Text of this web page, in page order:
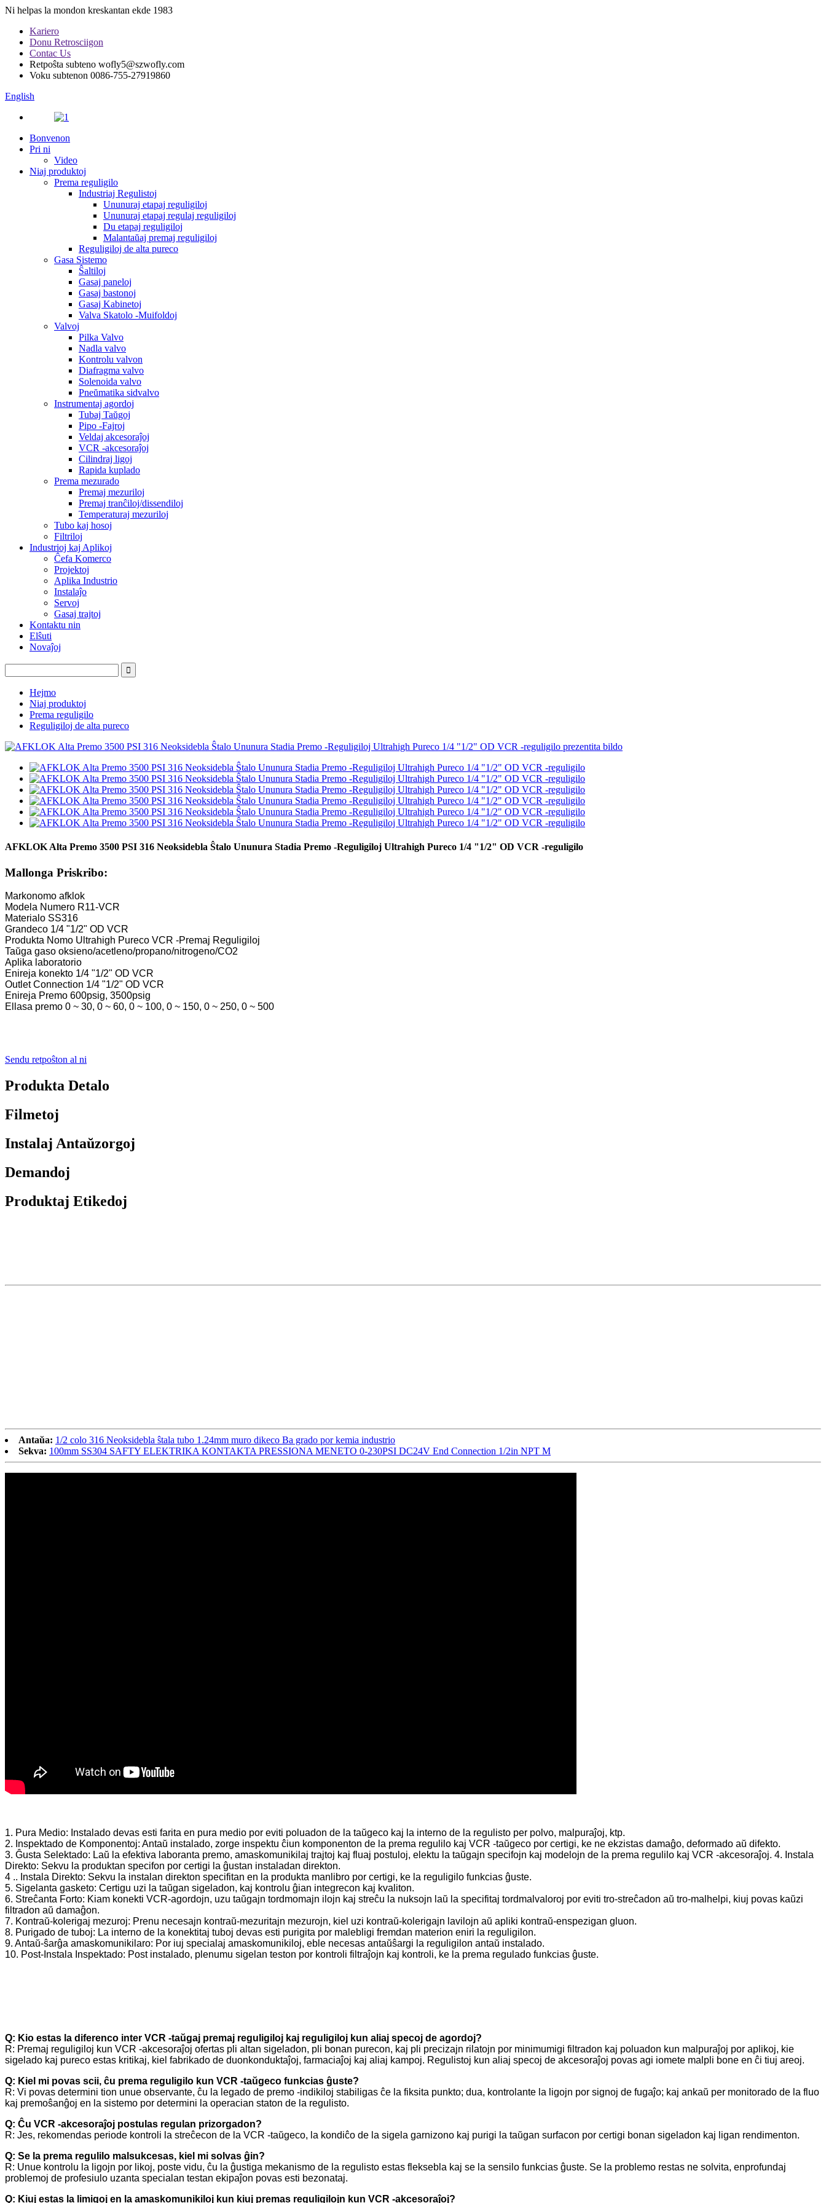
Ni helpas la mondon kreskantan ekde 1983
Kariero
Donu Retrosciigon
Contac Us
Retpoŝta subteno wofly5@szwofly.com
Voku subtenon 0086-755-27919860
English
Bonvenon
Pri ni
Video
Niaj produktoj
Prema reguligilo
Industriaj Regulistoj
Ununuraj etapaj reguligiloj
Ununuraj etapaj regulaj reguligiloj
Du etapaj reguligiloj
Malantaŭaj premaj reguligiloj
Reguligiloj de alta pureco
Gasa Sistemo
Ŝaltiloj
Gasaj paneloj
Gasaj bastonoj
Gasaj Kabinetoj
Valva Skatolo -Muifoldoj
Valvoj
Pilka Valvo
Nadla valvo
Kontrolu valvon
Diafragma valvo
Solenoida valvo
Pneŭmatika sidvalvo
Instrumentaj agordoj
Tubaj Taŭgoj
Pipo -Fajroj
Veldaj akcesoraĵoj
VCR -akcesoraĵoj
Cilindraj ligoj
Rapida kuplado
Prema mezurado
Premaj mezuriloj
Premaj tranĉiloj/dissendiloj
Temperaturaj mezuriloj
Tubo kaj hosoj
Filtriloj
Industrioj kaj Aplikoj
Ĉefa Komerco
Projektoj
Aplika Industrio
Instalaĵo
Servoj
Gasaj trajtoj
Kontaktu nin
Elŝuti
Novaĵoj
Hejmo
Niaj produktoj
Prema reguligilo
Reguligiloj de alta pureco
AFKLOK Alta Premo 3500 PSI 316 Neoksidebla Ŝtalo Ununura Stadia Premo -Reguligiloj Ultrahigh Pureco 1/4 "1/2" OD VCR -reguligilo
Mallonga Priskribo:
Markonomo afklok
Modela Numero R11-VCR
Materialo SS316
Grandeco 1/4 "1/2" OD VCR
Produkta Nomo Ultrahigh Pureco VCR -Premaj Reguligiloj
Taŭga gaso oksieno/acetleno/propano/nitrogeno/CO2
Aplika laboratorio
Enireja konekto 1/4 "1/2" OD VCR
Outlet Connection 1/4 "1/2" OD VCR
Enireja Premo 600psig, 3500psig
Ellasa premo 0 ~ 30, 0 ~ 60, 0 ~ 100, 0 ~ 150, 0 ~ 250, 0 ~ 500
Sendu retpoŝton al ni
Produkta Detalo
Filmetoj
Instalaj Antaŭzorgoj
Demandoj
Produktaj Etikedoj
Antaŭa: 1/2 colo 316 Neoksidebla ŝtala tubo 1.24mm muro dikeco Ba grado por kemia industrio
Sekva: 100mm SS304 SAFTY ELEKTRIKA KONTAKTA PRESSIONA MENETO 0-230PSI DC24V End Connection 1/2in NPT M
1. Pura Medio: Instalado devas esti farita en pura medio por eviti poluadon de la taŭgeco kaj la interno de la regulisto per polvo, malpuraĵoj, ktp.
2. Inspektado de Komponentoj: Antaŭ instalado, zorge inspektu ĉiun komponenton de la prema regulilo kaj VCR -taŭgeco por certigi, ke ne ekzistas damaĝo, deformado aŭ difekto.
3. Ĝusta Selektado: Laŭ la efektiva laboranta premo, amaskomunikilaj trajtoj kaj fluaj postuloj, elektu la taŭgajn specifojn kaj modelojn de la prema regulilo kaj VCR -akcesoraĵoj. 4. Instala
Direkto: Sekvu la produktan specifon por certigi la ĝustan instaladan direkton.
4 .. Instala Direkto: Sekvu la instalan direkton specifitan en la produkta manlibro por certigi, ke la reguligilo funkcias ĝuste.
5. Sigelanta gasketo: Certigu uzi la taŭgan sigeladon, kaj kontrolu ĝian integrecon kaj kvaliton.
6. Streĉanta Forto: Kiam konekti VCR-agordojn, uzu taŭgajn tordmomajn ilojn kaj streĉu la nuksojn laŭ la specifitaj tordmalvaloroj por eviti tro-streĉadon aŭ tro-malhelpi, kiuj povas kaŭzi
filtradon aŭ damaĝon.
7. Kontraŭ-kolerigaj mezuroj: Prenu necesajn kontraŭ-mezuritajn mezurojn, kiel uzi kontraŭ-kolerigajn lavilojn aŭ apliki kontraŭ-enspezigan gluon.
8. Purigado de tuboj: La interno de la konektitaj tuboj devas esti purigita por malebligi fremdan materion eniri la reguligilon.
9. Antaŭ-ŝarĝa amaskomunikilaro: Por iuj specialaj amaskomunikiloj, eble necesas antaŭŝargi la reguligilon antaŭ instalado.
10. Post-Instala Inspektado: Post instalado, plenumu sigelan teston por kontroli filtraĵojn kaj kontroli, ke la prema regulado funkcias ĝuste.
Q: Kio estas la diferenco inter VCR -taŭgaj premaj reguligiloj kaj reguligiloj kun aliaj specoj de agordoj?
R: Premaj reguligiloj kun VCR -akcesoraĵoj ofertas pli altan sigeladon, pli bonan purecon, kaj pli precizajn rilatojn por minimumigi filtradon kaj poluadon kun malpuraĵoj por aplikoj, kie
sigelado kaj pureco estas kritikaj, kiel fabrikado de duonkonduktaĵoj, farmaciaĵoj kaj aliaj kampoj. Regulistoj kun aliaj specoj de akcesoraĵoj povas agi iomete malpli bone en ĉi tiuj areoj.
Q: Kiel mi povas scii, ĉu prema reguligilo kun VCR -taŭgeco funkcias ĝuste?
R: Vi povas determini tion unue observante, ĉu la legado de premo -indikiloj stabiligas ĉe la fiksita punkto; dua, kontrolante la ligojn por signoj de fugaĵo; kaj ankaŭ per monitorado de la fluo
kaj premoŝanĝoj en la sistemo por determini la operacian staton de la regulisto.
Q: Ĉu VCR -akcesoraĵoj postulas regulan prizorgadon?
R: Jes, rekomendas periode kontroli la streĉecon de la VCR -taŭgeco, la kondiĉo de la sigela garnizono kaj purigi la taŭgan surfacon por certigi bonan sigeladon kaj ligan rendimenton.
Q: Se la prema regulilo malsukcesas, kiel mi solvas ĝin?
R: Unue kontrolu la ligojn por likoj, poste vidu, ĉu la ĝustiga mekanismo de la regulisto estas fleksebla kaj se la sensilo funkcias ĝuste. Se la problemo restas ne solvita, enprofundaj
problemoj de profesiulo uzanta specialan testan ekipaĵon povas esti bezonataj.
Q: Kiuj estas la limigoj en la amaskomunikiloj kun kiuj premas reguligilojn kun VCR -akcesoraĵoj?